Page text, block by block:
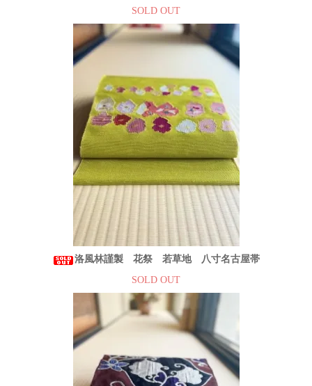
SOLD OUT
洛風林謹製 花祭 若草地 八寸名古屋帯
SOLD OUT